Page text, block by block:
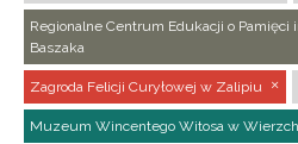
Regionalne Centrum Edukacji o Pamięci
Baszaka
Zagroda Felicji Curyłowej w Zalipiu
Muzeum Wincentego Witosa w